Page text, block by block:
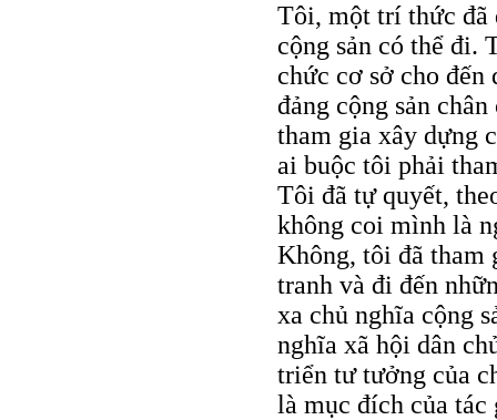
Tôi, một trí thức đã
cộng sản có thể đi.
chức cơ sở cho
đảng cộng sản
tham gia xây dựng
ai buộc tôi phải
Tôi đã tự quyết,
không coi mình là
Không, tôi đã tham
tranh và đi đến
xa chủ nghĩa cộng
nghĩa xã hội dân
triển tư tưởng của
là mục đích của tác